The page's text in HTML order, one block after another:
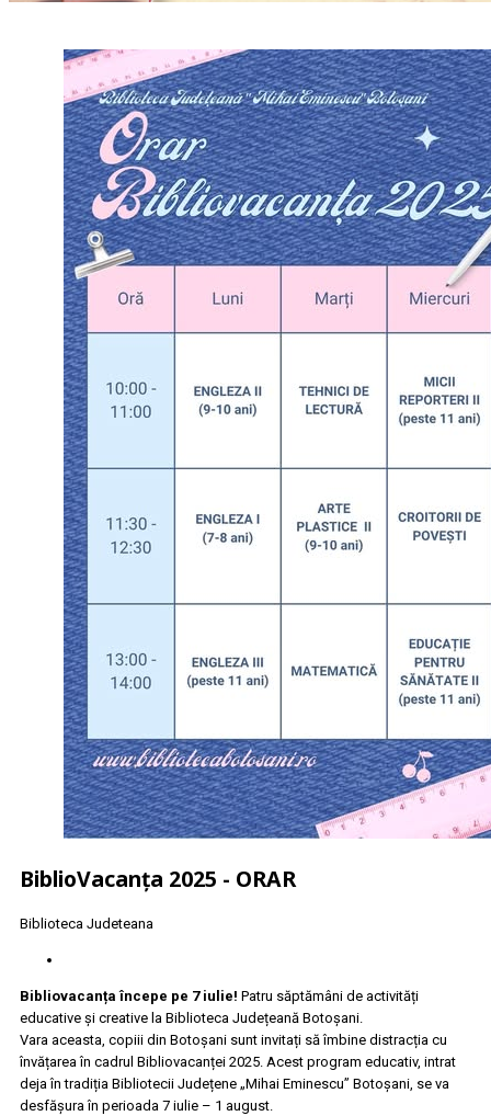
BiblioVacanța 2025 - ORAR
Biblioteca Judeteana
Bibliovacanța începe pe 7 iulie! Patru săptămâni de activități
educative și creative la Biblioteca Județeană Botoșani.
Vara aceasta, copiii din Botoșani sunt invitați să îmbine distracția cu
învățarea în cadrul Bibliovacanței 2025. Acest program educativ, intrat
deja în tradiția Bibliotecii Județene „Mihai Eminescu” Botoșani, se va
desfășura în perioada 7 iulie – 1 august.